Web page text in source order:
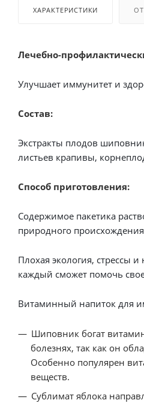
ХАРАКТЕРИСТИКИ
Лечебно-
Улучшает иммунитет и
Состав:
Экстракты плодов
листьев крапивы,
Способ приготовления:
Содержимое пакетика
природного
Плохая экология, стрессы
каждый сможет помочь
Витаминный напиток для
Шиповник богат
болезнях, так как он
Особенно популярен
веществ.
Сублимат яблока